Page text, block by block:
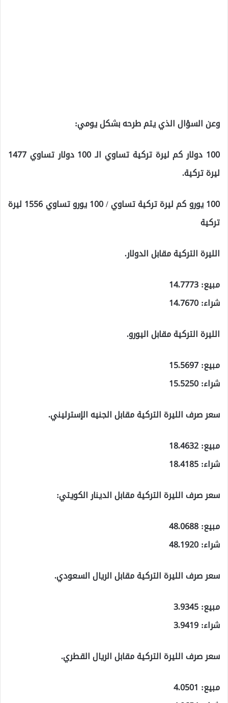
وعن السؤال الذي يتم طرحه بشكل يومي:
100 دولار كم ليرة تركية تساوي الـ 100 دولار تساوي 1477
ليرة تركية.
100 يورو كم ليرة تركية تساوي / 100 يورو تساوي 1556 ليرة
تركية
الليرة التركية مقابل الدولار.
مبيع: 14.7773
شراء: 14.7670
الليرة التركية مقابل اليورو.
مبيع: 15.5697
شراء: 15.5250
سعر صرف الليرة التركية مقابل الجنيه الإسترليني.
مبيع: 18.4632
شراء: 18.4185
سعر صرف الليرة التركية مقابل الدينار الكويتي:
مبيع: 48.0688
شراء: 48.1920
سعر صرف الليرة التركية مقابل الريال السعودي.
مبيع: 3.9345
شراء: 3.9419
سعر صرف الليرة التركية مقابل الريال القطري.
مبيع: 4.0501